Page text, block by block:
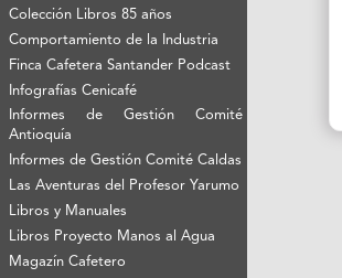
Colección Libros 85 años
Comportamiento de la Industria
Finca Cafetera Santander Podcast
Infografías Cenicafé
Informes de Gestión Comité
Antioquía
Informes de Gestión Comité Caldas
Las Aventuras del Profesor Yarumo
Libros y Manuales
Libros Proyecto Manos al Agua
Magazín Cafetero